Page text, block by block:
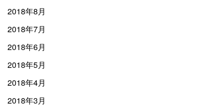
2018年8月
2018年7月
2018年6月
2018年5月
2018年4月
2018年3月